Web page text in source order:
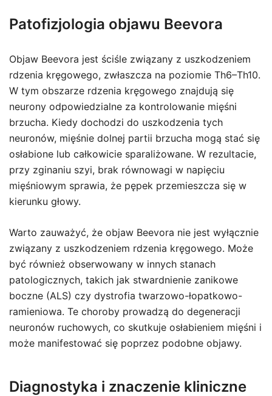
Patofizjologia objawu Beevora
Objaw Beevora jest ściśle związany z uszkodzeniem
rdzenia kręgowego, zwłaszcza na poziomie Th6–Th10.
W tym obszarze rdzenia kręgowego znajdują się
neurony odpowiedzialne za kontrolowanie mięśni
brzucha. Kiedy dochodzi do uszkodzenia tych
neuronów, mięśnie dolnej partii brzucha mogą stać się
osłabione lub całkowicie sparaliżowane. W rezultacie,
przy zginaniu szyi, brak równowagi w napięciu
mięśniowym sprawia, że pępek przemieszcza się w
kierunku głowy.
Warto zauważyć, że objaw Beevora nie jest wyłącznie
związany z uszkodzeniem rdzenia kręgowego. Może
być również obserwowany w innych stanach
patologicznych, takich jak stwardnienie zanikowe
boczne (ALS) czy dystrofia twarzowo-łopatkowo-
ramieniowa. Te choroby prowadzą do degeneracji
neuronów ruchowych, co skutkuje osłabieniem mięśni i
może manifestować się poprzez podobne objawy.
Diagnostyka i znaczenie kliniczne